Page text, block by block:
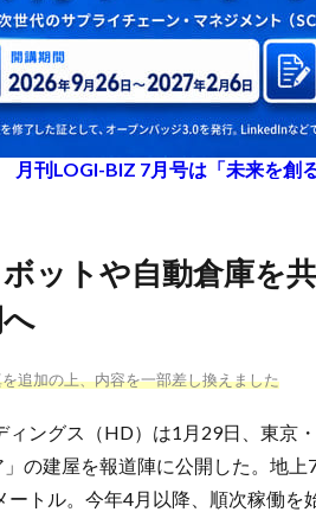
月刊LOGI-BIZ 7月号は「未来を創
追加の上、内容を一部差し換えました
ィングス（HD）は1月29日、東京
」の建屋を報道陣に公開した。地
ートル。今年4月以降、順次稼働を